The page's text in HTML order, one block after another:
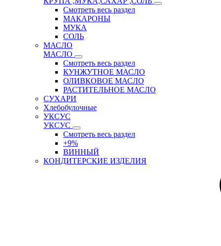
Смотреть весь раздел
МАКАРОНЫ
МУКА
СОЛЬ
МАСЛО
МАСЛО
Смотреть весь раздел
КУНЖУТНОЕ МАСЛО
ОЛИВКОВОЕ МАСЛО
РАСТИТЕЛЬНОЕ МАСЛО
СУХАРИ
Хлебобулочные
УКСУС
УКСУС
Смотреть весь раздел
+9%
ВИННЫЙ
КОНДИТЕРСКИЕ ИЗДЕЛИЯ